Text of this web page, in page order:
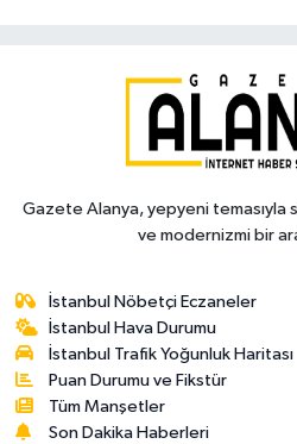
Gazete Alanya, yepyeni temasıyla
ve modernizmi bir
İstanbul Nöbetçi Eczaneler
İstanbul Hava Durumu
İstanbul Trafik Yoğunluk Haritası
Puan Durumu ve Fikstür
Tüm Manşetler
Son Dakika Haberleri